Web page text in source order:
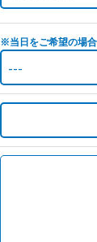
※当日をご希望の場合